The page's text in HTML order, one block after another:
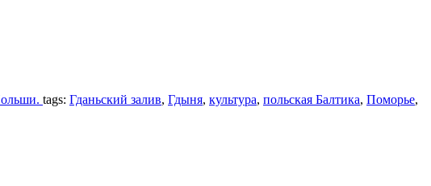
tags: Гданьский залив, Гдыня, культура, польская Балтика, Поморье,